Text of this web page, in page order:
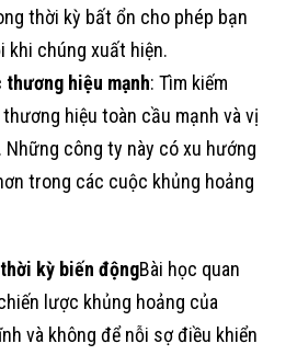
thời kỳ bất ổn cho phép bạn
khi chúng xuất hiện.
hiệu mạnh: Tìm kiếm
hiệu toàn cầu mạnh và vị
công ty này có xu hướng
trong các cuộc khủng hoảng
kỳ biến độngBài học quan
lược khủng hoảng của
và không để nỗi sợ điều khiển